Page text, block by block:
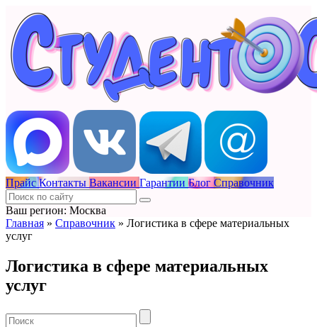
Прайс Контакты Вакансии Гарантии Блог Справочник
Ваш регион: Москва
Главная » Справочник » Логистика в сфере материальных
услуг
Логистика в сфере материальных
услуг